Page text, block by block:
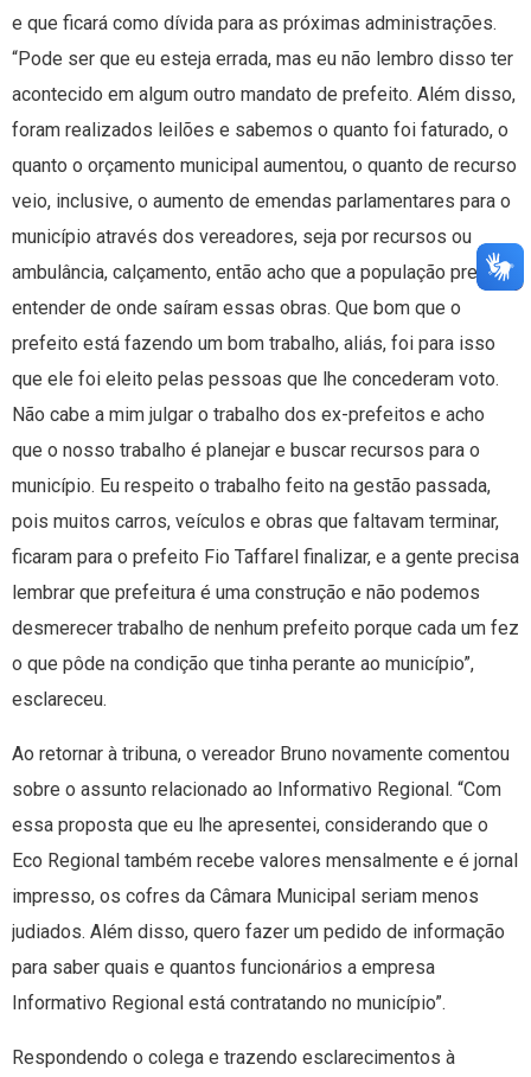
e que ficará como dívida para as próximas administrações.
“Pode ser que eu esteja errada, mas eu não lembro disso ter
acontecido em algum outro mandato de prefeito. Além disso,
foram realizados leilões e sabemos o quanto foi faturado, o
quanto o orçamento municipal aumentou, o quanto de recurso
veio, inclusive, o aumento de emendas parlamentares para o
município através dos vereadores, seja por recursos ou
ambulância, calçamento, então acho que a população precisa
entender de onde saíram essas obras. Que bom que o
prefeito está fazendo um bom trabalho, aliás, foi para isso
que ele foi eleito pelas pessoas que lhe concederam voto.
Não cabe a mim julgar o trabalho dos ex-prefeitos e acho
que o nosso trabalho é planejar e buscar recursos para o
município. Eu respeito o trabalho feito na gestão passada,
pois muitos carros, veículos e obras que faltavam terminar,
ficaram para o prefeito Fio Taffarel finalizar, e a gente precisa
lembrar que prefeitura é uma construção e não podemos
desmerecer trabalho de nenhum prefeito porque cada um fez
o que pôde na condição que tinha perante ao município”,
esclareceu.
Ao retornar à tribuna, o vereador Bruno novamente comentou
sobre o assunto relacionado ao Informativo Regional. “Com
essa proposta que eu lhe apresentei, considerando que o
Eco Regional também recebe valores mensalmente e é jornal
impresso, os cofres da Câmara Municipal seriam menos
judiados. Além disso, quero fazer um pedido de informação
para saber quais e quantos funcionários a empresa
Informativo Regional está contratando no município”.
Respondendo o colega e trazendo esclarecimentos à